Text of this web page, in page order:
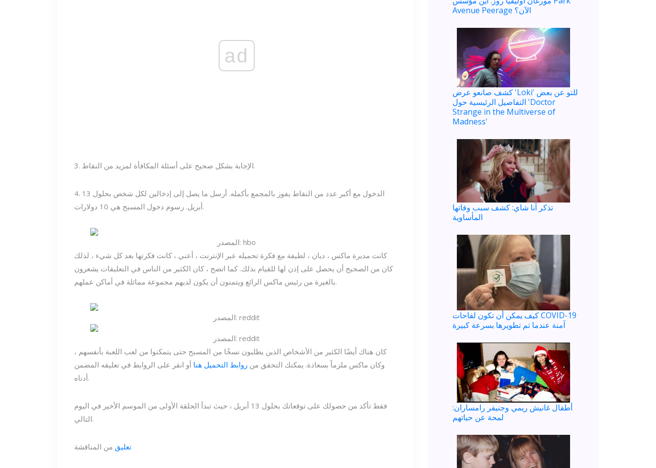
ad
3. الإجابة بشكل صحيح على أسئلة المكافأة لمزيد من النقاط.
4. الدخول مع أكبر عدد من النقاط يفوز بالمجمع بأكمله. أرسل ما يصل إلى إدخالين لكل شخص بحلول 13
أبريل. رسوم دخول المسبح هي 10 دولارات.
المصدر: hbo
كانت مديرة ماكس ، ديان ، لطيفة مع فكرة تحميله عبر الإنترنت ، أعني ، كانت فكرتها بعد كل شيء ، لذلك
كان من الصحيح أن يحصل على إذن لها للقيام بذلك. كما اتضح ، كان الكثير من الناس في التعليقات يشعرون
بالغيرة من رئيس ماكس الرائع ويتمنون أن يكون لديهم مجموعة مماثلة في أماكن عملهم.
المصدر: reddit
المصدر: reddit
كان هناك أيضًا الكثير من الأشخاص الذين يطلبون نسخًا من المسبح حتى يتمكنوا من لعب اللعبة بأنفسهم ،
وكان ماكس ملزماً بسعادة. يمكنك التحقق من روابط التحميل هنا أو انقر على الروابط في تعليقه المضمن
أدناه.
فقط تأكد من حصولك على توقعاتك بحلول 13 أبريل ، حيث تبدأ الحلقة الأولى من الموسم الأخير في اليوم
التالي.
تعليق من المناقشة
Avenue Peerage الآن؟
كشف صانعو عرض 'Loki' للتو عن بعض
التفاصيل الرئيسية حول 'Doctor
Strange in the Multiverse of
Madness'
تذكر آنا شاي: كشف سبب وفاتها
المأساوية
كيف يمكن أن تكون لقاحات COVID-19
آمنة عندما تم تطويرها بسرعة كبيرة
أطفال غانيش ريمي وجنيفر رامساران:
لمحة عن حياتهم